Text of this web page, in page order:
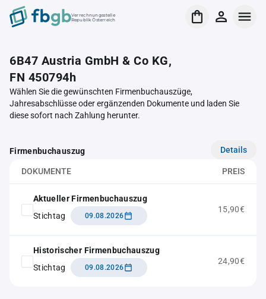
Verrechnungsstelle
Republik Österreich
6B47 Austria GmbH & Co KG,
FN 450794h
Wählen Sie die gewünschten Firmenbuchauszüge,
Jahresabschlüsse oder ergänzenden Dokumente und laden Sie
diese sofort nach Zahlung herunter.
Firmenbuchauszug Details
DOKUMENTE PREIS
Aktueller Firmenbuchauszug
Stichtag
09.08.2026
15,90€
Historischer Firmenbuchauszug
Stichtag
09.08.2026
24,90€